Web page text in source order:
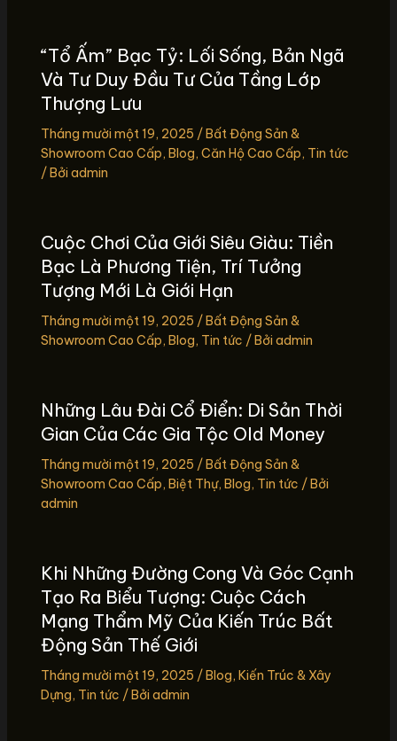
“Tổ Ấm” Bạc Tỷ: Lối Sống, Bản Ngã
Và Tư Duy Đầu Tư Của Tầng Lớp
Thượng Lưu
Tháng mười một 19, 2025 /Bất Động Sản &
Showroom Cao Cấp, Blog, Căn Hộ Cao Cấp, Tin tức
/ Bởi admin
Cuộc Chơi Của Giới Siêu Giàu: Tiền
Bạc Là Phương Tiện, Trí Tưởng
Tượng Mới Là Giới Hạn
Tháng mười một 19, 2025 /Bất Động Sản &
Showroom Cao Cấp, Blog, Tin tức / Bởi admin
Những Lâu Đài Cổ Điển: Di Sản Thời
Gian Của Các Gia Tộc Old Money
Tháng mười một 19, 2025 /Bất Động Sản &
Showroom Cao Cấp, Biệt Thự, Blog, Tin tức / Bởi
admin
Khi Những Đường Cong Và Góc Cạnh
Tạo Ra Biểu Tượng: Cuộc Cách
Mạng Thẩm Mỹ Của Kiến Trúc Bất
Động Sản Thế Giới
Tháng mười một 19, 2025 /Blog, Kiến Trúc & Xây
Dựng, Tin tức / Bởi admin